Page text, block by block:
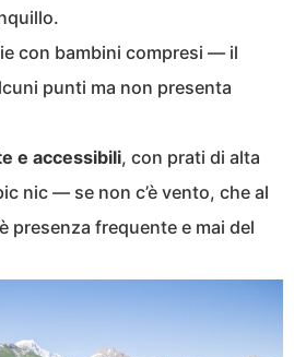
con bambini compresi — il
punti ma non presenta
e accessibili, con prati di alta
nic — se non c’è vento, che al
presenza frequente e mai del